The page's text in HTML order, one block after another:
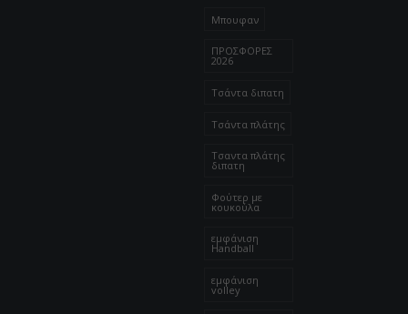
Μπουφαν
ΠΡΟΣΦΟΡΕΣ
2026
Τσάντα διπατη
Τσάντα πλάτης
Τσαντα πλάτης
διπατη
Φούτερ με
κουκούλα
εμφάνιση
Handball
εμφάνιση
volley